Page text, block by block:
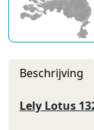
Beschrijving
Lely Lotus